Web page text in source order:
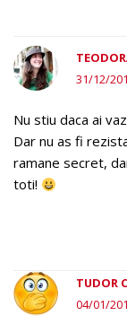
31/12/
Nu stiu daca ai
Dar nu as fi
ramane secret,
toti!
TUDOR
04/01/